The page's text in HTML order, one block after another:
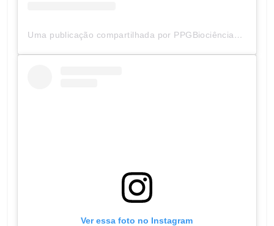
Uma publicação compartilhada por PPGBiociências UNIFAL-MG (@ppgbunifal)
Ver essa foto no Instagram